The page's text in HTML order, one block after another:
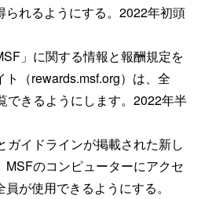
られるようにする。2022年初頭
」に関する情報と報酬規定を
（rewards.msf.org）は、全
できるようにします。2022年半
ガイドラインが掲載された新し
MSFのコンピューターにアクセ
が使用できるようにする。